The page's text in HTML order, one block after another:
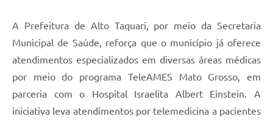
A Prefeitura de Alto Taquari, por meio da Secretaria
Municipal de Saúde, reforça que o município já oferece
atendimentos especializados em diversas áreas médicas
por meio do programa TeleAMES Mato Grosso, em
parceria com o Hospital Israelita Albert Einstein. A
iniciativa leva atendimentos por telemedicina a pacientes